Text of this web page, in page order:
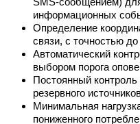
информационных
Определение
связи, с точностью
Автоматический
выбором порога
Постоянный
резервного
Минимальная
пониженного